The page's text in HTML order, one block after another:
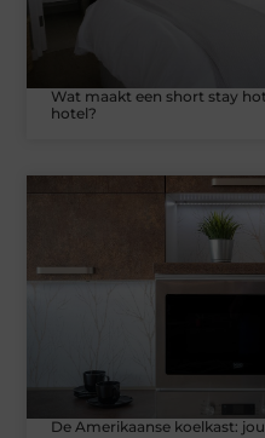
Wat maakt een short stay
hotel?
De Amerikaanse koelkast: